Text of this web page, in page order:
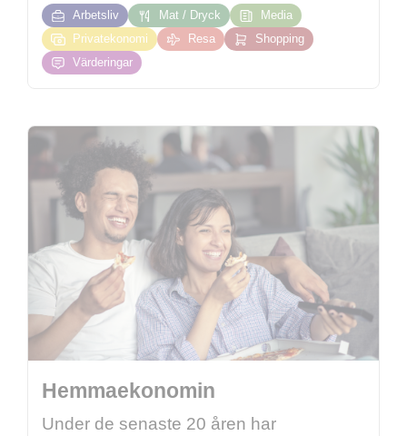
Arbetsliv Mat / Dryck
Media
Privatekonomi
Resa
Shopping
Värderingar
Hemmaekonomin
Under de senaste 20 åren har